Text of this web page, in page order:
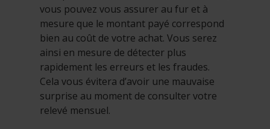
vous pouvez vous assurer au fur et à
mesure que le montant payé correspond
bien au coût de votre achat. Vous serez
ainsi en mesure de détecter plus
rapidement les erreurs et les fraudes.
Cela vous évitera d’avoir une mauvaise
surprise au moment de consulter votre
relevé mensuel.